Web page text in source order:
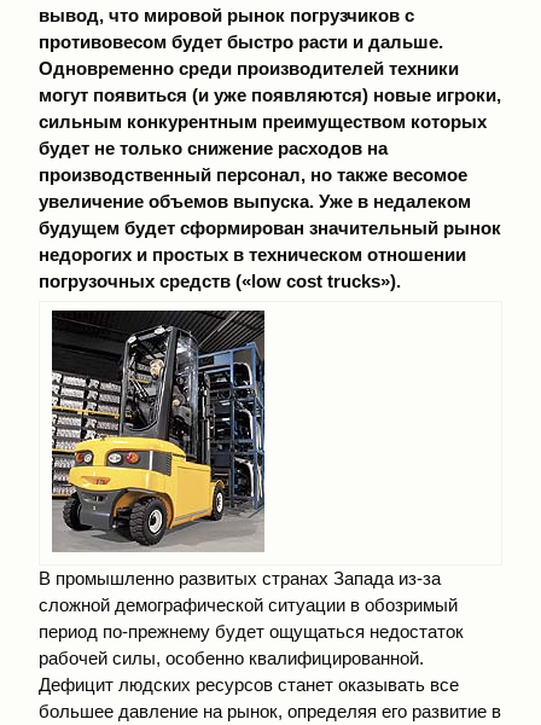
вывод, что мировой рынок погрузчиков с
противовесом будет быстро расти и дальше.
Одновременно среди производителей техники
могут появиться (и уже появляются) новые игроки,
сильным конкурентным преимуществом которых
будет не только снижение расходов на
производственный персонал, но также весомое
увеличение объемов выпуска. Уже в недалеком
будущем будет сформирован значительный рынок
недорогих и простых в техническом отношении
погрузочных средств («low cоst trucks»).
В промышленно развитых странах Запада из-за
сложной демографической ситуации в обозримый
период по-прежнему будет ощущаться недостаток
рабочей силы, особенно квалифицированной.
Дефицит людских ресурсов станет оказывать все
большее давление на рынок, определяя его развитие в